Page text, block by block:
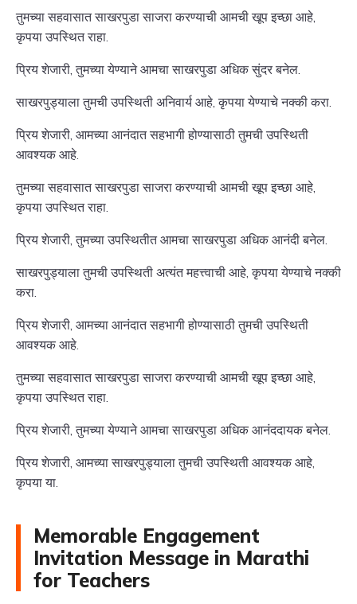
तुमच्या सहवासात साखरपुडा साजरा करण्याची आमची खूप इच्छा आहे,
कृपया उपस्थित राहा.
प्रिय शेजारी, तुमच्या येण्याने आमचा साखरपुडा अधिक सुंदर बनेल.
साखरपुड्याला तुमची उपस्थिती अनिवार्य आहे, कृपया येण्याचे नक्की करा.
प्रिय शेजारी, आमच्या आनंदात सहभागी होण्यासाठी तुमची उपस्थिती
आवश्यक आहे.
तुमच्या सहवासात साखरपुडा साजरा करण्याची आमची खूप इच्छा आहे,
कृपया उपस्थित राहा.
प्रिय शेजारी, तुमच्या उपस्थितीत आमचा साखरपुडा अधिक आनंदी बनेल.
साखरपुड्याला तुमची उपस्थिती अत्यंत महत्त्वाची आहे, कृपया येण्याचे नक्की
करा.
प्रिय शेजारी, आमच्या आनंदात सहभागी होण्यासाठी तुमची उपस्थिती
आवश्यक आहे.
तुमच्या सहवासात साखरपुडा साजरा करण्याची आमची खूप इच्छा आहे,
कृपया उपस्थित राहा.
प्रिय शेजारी, तुमच्या येण्याने आमचा साखरपुडा अधिक आनंददायक बनेल.
प्रिय शेजारी, आमच्या साखरपुड्याला तुमची उपस्थिती आवश्यक आहे,
कृपया या.
Memorable Engagement
Invitation Message in Marathi
for Teachers